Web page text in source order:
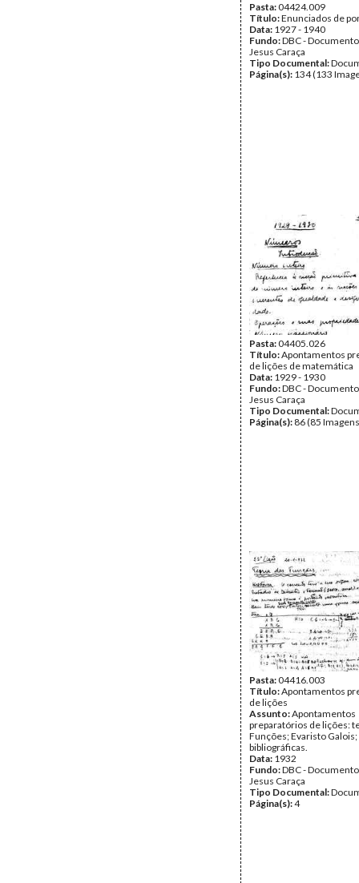
Pasta:04424.009
Título:Enunciados de
Data: 1927 - 1940
Fundo:DBC -
Jesus Caraça
Tipo Documental:
Página(s): 134 (133
Pasta:04405.026
Título:Apontamentos
de lições de matemática
Data: 1929 - 1930
Fundo:DBC -
Jesus Caraça
Tipo Documental:
Página(s): 86 (85
Pasta:04416.003
Título:Apontamentos
de lições
Assunto:Apontamentos
preparatórios de lições:
Funções; Evaristo
bibliográficas.
Data: 1932
Fundo:DBC -
Jesus Caraça
Tipo Documental:
Página(s):4